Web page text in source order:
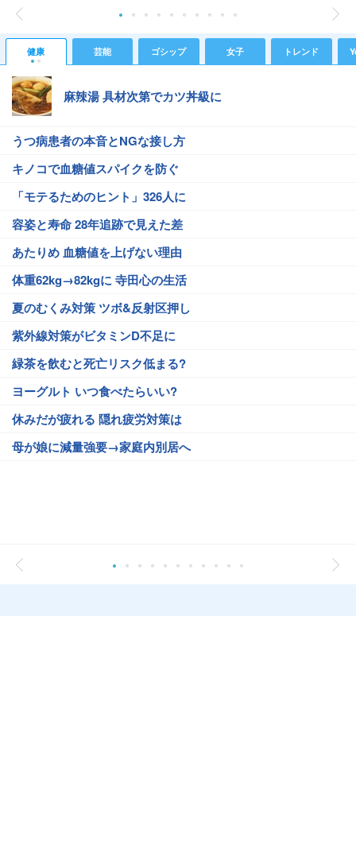
健康 芸能 ゴシップ 女子 トレンド
麻辣湯 具材次第でカツ丼級に
うつ病患者の本音とNGな接し方
キノコで血糖値スパイクを防ぐ
「モテるためのヒント」326人に
容姿と寿命 28年追跡で見えた差
あたりめ 血糖値を上げない理由
体重62kg→82kgに 寺田心の生活
夏のむくみ対策 ツボ&反射区押し
紫外線対策がビタミンD不足に
緑茶を飲むと死亡リスク低まる?
ヨーグルト いつ食べたらいい?
休みだが疲れる 隠れ疲労対策は
母が娘に減量強要→家庭内別居へ